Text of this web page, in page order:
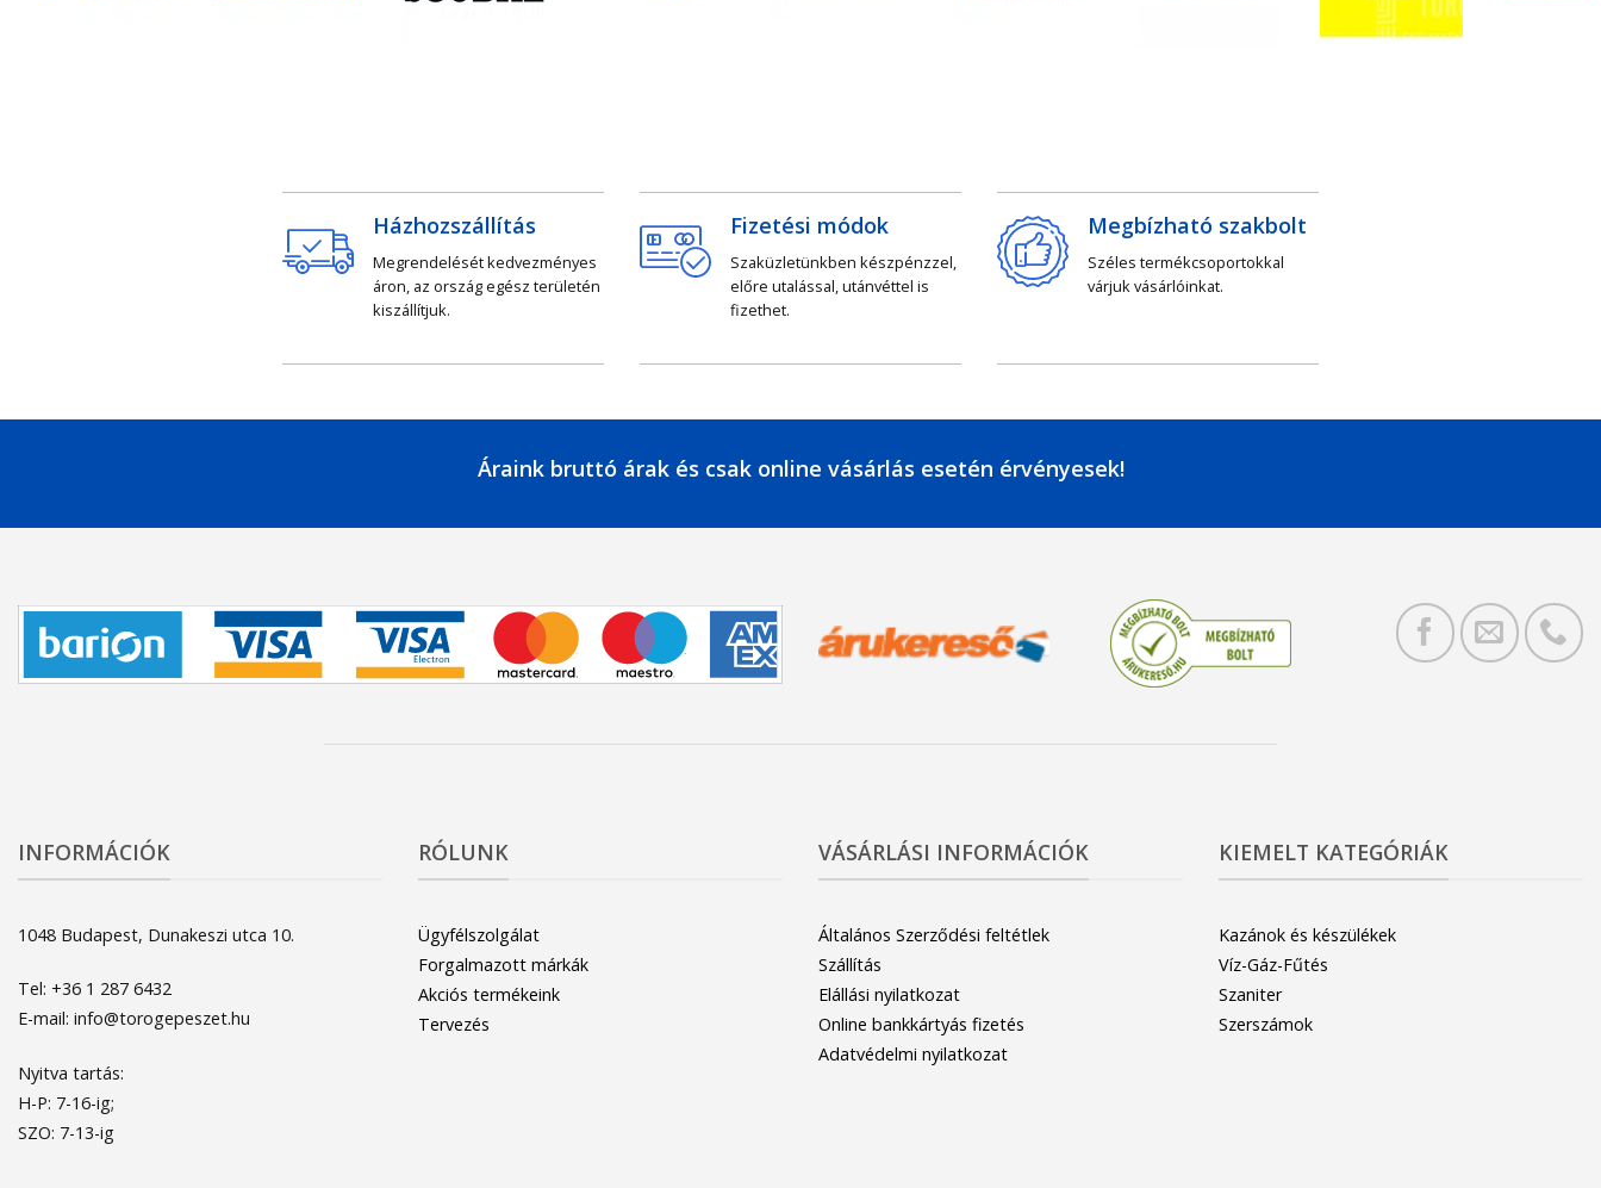
Házhozszállítás
Megrendelését kedvezményes
áron, az ország egész területén
kiszállítjuk.
Fizetési módok
Szaküzletünkben készpénzzel,
előre utalással, utánvéttel is
fizethet.
Megbízható szakbolt
Széles termékcsoportokkal
várjuk vásárlóinkat.
Áraink bruttó árak és csak online vásárlás esetén érvényesek!
INFORMÁCIÓK
1048 Budapest, Dunakeszi utca 10.
Tel: +36 1 287 6432
E-mail: info@torogepeszet.hu
Nyitva tartás:
H-P: 7-16-ig;
SZO: 7-13-ig
RÓLUNK
Ügyfélszolgálat
Forgalmazott márkák
Akciós termékeink
Tervezés
VÁSÁRLÁSI INFORMÁCIÓK
Általános Szerződési feltétlek
Szállítás
Elállási nyilatkozat
Online bankkártyás fizetés
Adatvédelmi nyilatkozat
KIEMELT KATEGÓRIÁK
Kazánok és készülékek
Víz-Gáz-Fűtés
Szaniter
Szerszámok